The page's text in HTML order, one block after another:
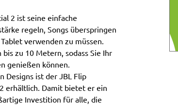
2 ist seine einfache
regeln, Songs überspringen
verwenden zu müssen.
zu 10 Metern, sodass Sie Ihr
genießen können.
Designs ist der JBL Flip
erhältlich. Damit bietet er ein
Investition für alle, die